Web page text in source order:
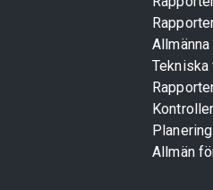
Allmän